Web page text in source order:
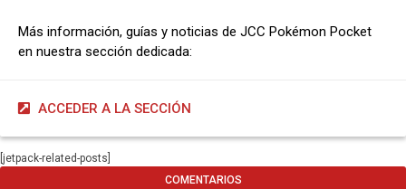
Más información, guías y noticias de JCC Pokémon Pocket
en nuestra sección dedicada:
ACCEDER A LA SECCIÓN
[jetpack-related-posts]
COMENTARIOS